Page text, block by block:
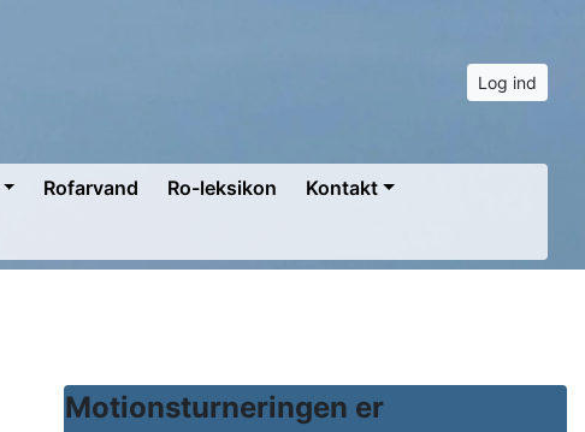
Log ind
Rofarvand Ro-leksikon
Kontakt
Motionsturneringen er